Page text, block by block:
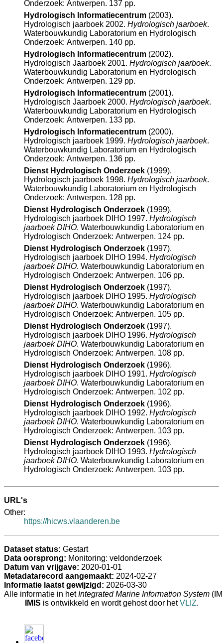
Onderzoek: Antwerpen. 137 pp.
Hydrologisch Informatiecentrum (2003).
Hydrologisch jaarboek 2002. Hydrologisch jaarboek.
Waterbouwkundig Laboratorium en Hydrologisch
Onderzoek: Antwerpen. 140 pp.
Hydrologisch Informatiecentrum (2002).
Hydrologisch Jaarboek 2001. Hydrologisch jaarboek.
Waterbouwkundig Laboratorium en Hydrologisch
Onderzoek: Antwerpen. 129 pp.
Hydrologisch Informatiecentrum (2001).
Hydrologisch Jaarboek 2000. Hydrologisch jaarboek.
Waterbouwkundig Laboratorium en Hydrologisch
Onderzoek: Antwerpen. 133 pp.
Hydrologisch Informatiecentrum (2000).
Hydrologisch jaarboek 1999. Hydrologisch jaarboek.
Waterbouwkundig Laboratorium en Hydrologisch
Onderzoek: Antwerpen. 136 pp.
Dienst Hydrologisch Onderzoek (1999).
Hydrologisch jaarboek 1998. Hydrologisch jaarboek.
Waterbouwkundig Laboratorium en Hydrologisch
Onderzoek: Antwerpen. 128 pp.
Dienst Hydrologisch Onderzoek (1999).
Hydrologisch jaarboek DIHO 1997. Hydrologisch
jaarboek DIHO. Waterbouwkundig Laboratorium en
Hydrologisch Onderzoek: Antwerpen. 124 pp.
Dienst Hydrologisch Onderzoek (1997).
Hydrologisch jaarboek DIHO 1994. Hydrologisch
jaarboek DIHO. Waterbouwkundig Laboratorium en
Hydrologisch Onderzoek: Antwerpen. 106 pp.
Dienst Hydrologisch Onderzoek (1997).
Hydrologisch jaarboek DIHO 1995. Hydrologisch
jaarboek DIHO. Waterbouwkundig Laboratorium en
Hydrologisch Onderzoek: Antwerpen. 105 pp.
Dienst Hydrologisch Onderzoek (1997).
Hydrologisch jaarboek DIHO 1996. Hydrologisch
jaarboek DIHO. Waterbouwkundig Laboratorium en
Hydrologisch Onderzoek: Antwerpen. 108 pp.
Dienst Hydrologisch Onderzoek (1996).
Hydrologisch jaarboek DIHO 1991. Hydrologisch
jaarboek DIHO. Waterbouwkundig Laboratorium en
Hydrologisch Onderzoek: Antwerpen. 102 pp.
Dienst Hydrologisch Onderzoek (1996).
Hydrologisch jaarboek DIHO 1992. Hydrologisch
jaarboek DIHO. Waterbouwkundig Laboratorium en
Hydrologisch Onderzoek: Antwerpen. 103 pp.
Dienst Hydrologisch Onderzoek (1996).
Hydrologisch jaarboek DIHO 1993. Hydrologisch
jaarboek DIHO. Waterbouwkundig Laboratorium en
Hydrologisch Onderzoek: Antwerpen. 103 pp.
URL's
Other:
https://hicws.vlaanderen.be
Dataset status: Gestart
Data oorsprong: Monitoring: veldonderzoek
Datum van vrijgave: 2020-01-01
Metadatarecord aangemaakt: 2024-02-27
Informatie laatst gewijzigd: 2026-03-30
Alle informatie in hetIntegrated Marine Information System
IMIS is ontwikkeld en wordt gehost door hetVLIZ.